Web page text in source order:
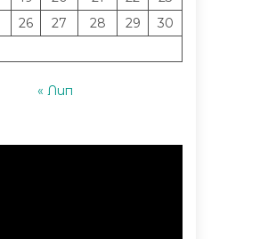
26 27 28 29
30
« Лип